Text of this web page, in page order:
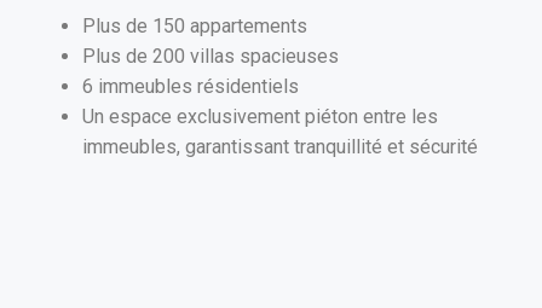
Plus de 150 appartements
Plus de 200 villas spacieuses
6 immeubles résidentiels
Un espace exclusivement piéton entre les
immeubles, garantissant tranquillité et sécurité